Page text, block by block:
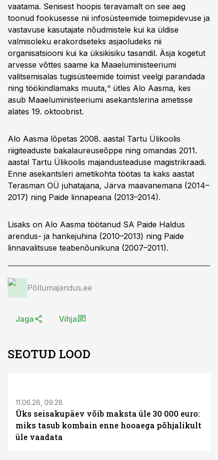
vaatama. Senisest hoopis teravamalt on see aeg
toonud fookusesse nii infosüsteemide toimepidevuse ja
vastavuse kasutajate nõudmistele kui ka üldise
valmisoleku erakordseteks asjaoludeks nii
organisatsiooni kui ka üksikisiku tasandil. Äsja kogetut
arvesse võttes saame ka Maaeluministeeriumi
valitsemisalas tugisüsteemide toimist veelgi parandada
ning töökindlamaks muuta,“ ütles Alo Aasma, kes
asub Maaeluministeeriumi asekantslerina ametisse
alates 19. oktoobrist.
Alo Aasma lõpetas 2008. aastal Tartu Ülikoolis
riigiteaduste bakalaureuseõppe ning omandas 2011.
aastal Tartu Ülikoolis majandusteaduse magistrikraadi.
Enne asekantsleri ametikohta töötas ta kaks aastat
Terasman OÜ juhatajana, Järva maavanemana (2014–
2017) ning Paide linnapeana (2013–2014).
Lisaks on Alo Aasma töötanud SA Paide Haldus
arendus- ja hankejuhina (2010–2013) ning Paide
linnavalitsuse teabenõunikuna (2007–2011).
Põllumajandus.ee
Jaga Vihja
SEOTUD LOOD
11.06.26, 09:28
Üks seisakupäev võib maksta üle 30 000 euro:
miks tasub kombain enne hooaega põhjalikult
üle vaadata